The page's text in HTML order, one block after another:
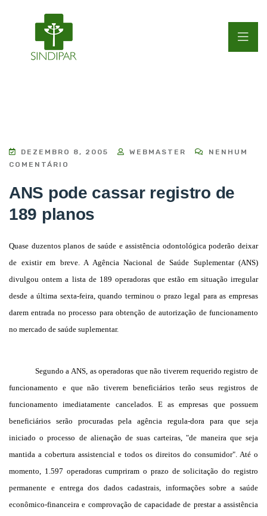
DEZEMBRO 8, 2005 WEBMASTER
NENHUM
COMENTÁRIO
ANS pode cassar registro de
189 planos
Quase duzentos planos de saúde e assistência odontológica poderão deixar
de existir em breve. A Agência Nacional de Saúde Suplementar (ANS)
divulgou ontem a lista de 189 operadoras que estão em situação irregular
desde a última sexta-feira, quando terminou o prazo legal para as empresas
darem entrada no processo para obtenção de autorização de funcionamento
no mercado de saúde suplementar.
Segundo a ANS, as operadoras que não tiverem requerido registro de
funcionamento e que não tiverem beneficiários terão seus registros de
funcionamento imediatamente cancelados. E as empresas que possuem
beneficiários serão procuradas pela agência regula-dora para que seja
iniciado o processo de alienação de suas carteiras, "de maneira que seja
mantida a cobertura assistencial e todos os direitos do consumidor". Até o
momento, 1.597 operadoras cumpriram o prazo de solicitação do registro
permanente e entrega dos dados cadastrais, informações sobre a saúde
econômico-financeira e comprovação de capacidade de prestar a assistência